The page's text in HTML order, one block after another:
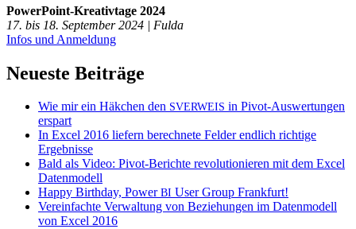
PowerPoint-Kreativtage 2024
17. bis 18. September 2024 | Fulda
Infos und Anmeldung
Neueste Beiträge
Wie mir ein Häkchen den SVERWEIS in Pivot-Auswertungen
erspart
In Excel 2016 liefern berechnete Felder endlich richtige
Ergebnisse
Bald als Video: Pivot-Berichte revolutionieren mit dem Excel
Datenmodell
Happy Birthday, PowerBI User Group Frankfurt!
Vereinfachte Verwaltung von Beziehungen im Datenmodell
von Excel 2016